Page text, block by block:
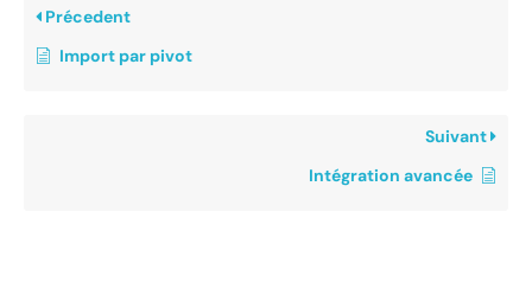
Précedent
Import par pivot
Suivant
Intégration avancée